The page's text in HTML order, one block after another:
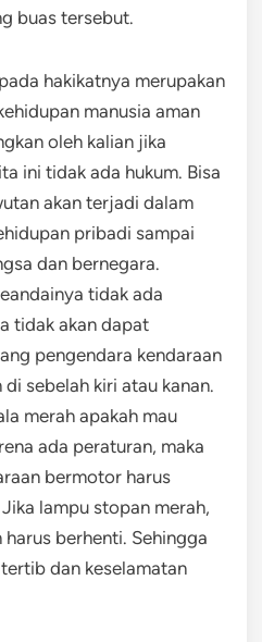
buas tersebut.
hakikatnya merupakan
manusia aman
oleh kalian jika
ini tidak ada hukum. Bisa
akan terjadi dalam
pribadi sampai
dan bernegara.
tidak ada
tidak akan dapat
pengendara kendaraan
sebelah kiri atau kanan.
merah apakah mau
ada peraturan, maka
bermotor harus
lampu stopan merah,
harus berhenti. Sehingga
dan keselamatan